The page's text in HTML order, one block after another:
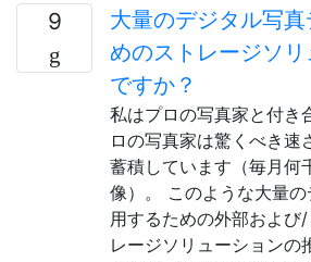
9
大量のデジタル写
めのストレージソ
ですか？
私はプロの写真家と付き
ロの写真家は驚くべき速
蓄積しています（毎月何
像）。 このような大量
用するための外部および
レージソリューションの